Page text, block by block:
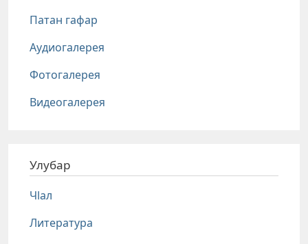
Патан гафар
Аудиогалерея
Фотогалерея
Видеогалерея
Улубар
Чlал
Литература